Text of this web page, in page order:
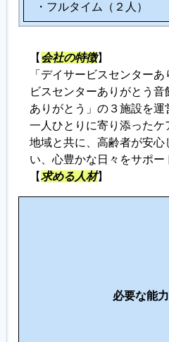
・フルタイム（２人）
【 会社の特徴】
「デイサービスセンター
ビスセンターありがとう
ありがとう」の３施設を
一人ひとりに寄り添ったケ
地域と共に、高齢者が安
い、心豊かな日々をサポー
【求める人材】
必要な能